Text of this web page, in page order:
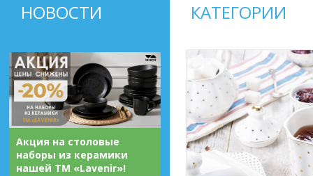
НОВОСТИ
Акция на столовые
наборы из керамики
нашей ТМ «Lavenir»!
КАТЕГОРИИ